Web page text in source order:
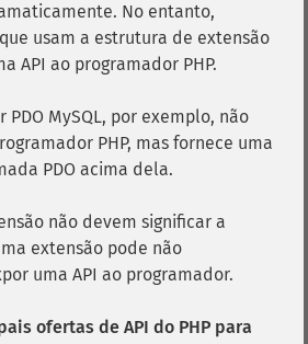
No entanto,
usam a estrutura de extensão
API ao programador PHP.
MySQL, por exemplo, não
PHP, mas fornece uma
PDO acima dela.
não devem significar a
extensão pode não
uma API ao programador.
ofertas de API do PHP para